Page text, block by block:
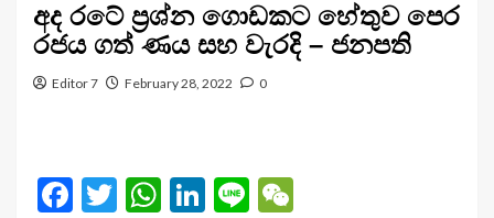
අද රටේ ප්‍රශ්න ගොඩකට හේතුව පෙර
රජය ගත් ණය සහ වැරදි – ජනපති
Editor 7 February 28, 2022 0
Facebook
Twitter
WhatsApp
LinkedIn
Line